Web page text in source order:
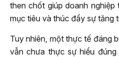
then chốt giúp doanh
mục tiêu và thúc đẩy sự tăng
Tuy nhiên, một thực tế đáng
vẫn chưa thực sự hiểu